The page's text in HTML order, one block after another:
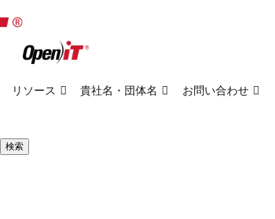
リソース 貴社名・団体名 お問い合わせ